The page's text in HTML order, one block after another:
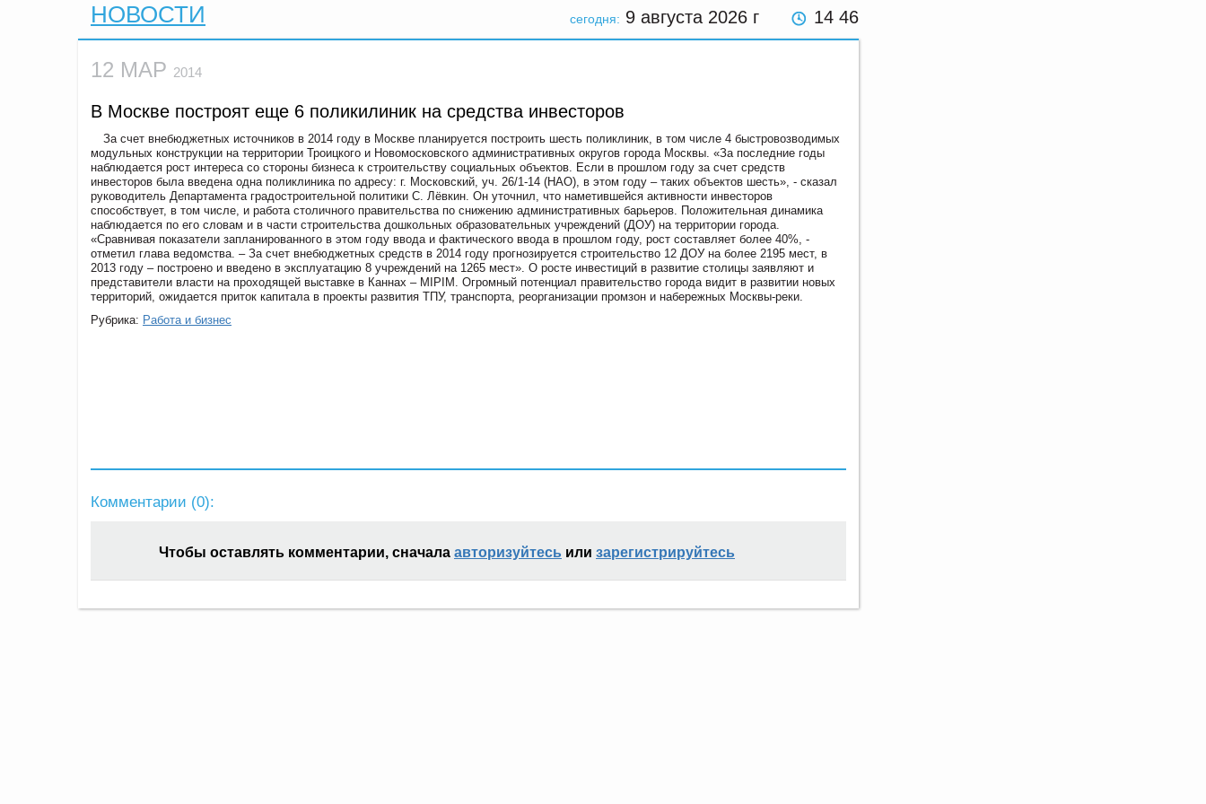
сегодня: 9 августа 2026 г 14 46
НОВОСТИ
12 МАР 2014
В Москве построят еще 6 поликилиник на средства инвесторов
За счет внебюджетных источников в 2014 году в Москве планируется построить шесть поликлиник, в том числе 4 быстровозводимых
модульных конструкции на территории Троицкого и Новомосковского административных округов города Москвы. «За последние годы
наблюдается рост интереса со стороны бизнеса к строительству социальных объектов. Если в прошлом году за счет средств
инвесторов была введена одна поликлиника по адресу: г. Московский, уч. 26/1-14 (НАО), в этом году – таких объектов шесть», - сказал
руководитель Департамента градостроительной политики С. Лёвкин. Он уточнил, что наметившейся активности инвесторов
способствует, в том числе, и работа столичного правительства по снижению административных барьеров. Положительная динамика
наблюдается по его словам и в части строительства дошкольных образовательных учреждений (ДОУ) на территории города.
«Сравнивая показатели запланированного в этом году ввода и фактического ввода в прошлом году, рост составляет более 40%, -
отметил глава ведомства. – За счет внебюджетных средств в 2014 году прогнозируется строительство 12 ДОУ на более 2195 мест, в
2013 году – построено и введено в эксплуатацию 8 учреждений на 1265 мест». О росте инвестиций в развитие столицы заявляют и
представители власти на проходящей выставке в Каннах – MIPIM. Огромный потенциал правительство города видит в развитии новых
территорий, ожидается приток капитала в проекты развития ТПУ, транспорта, реорганизации промзон и набережных Москвы-реки.
Рубрика: Работа и бизнес
Комментарии (0):
Чтобы оставлять комментарии, сначала авторизуйтесь или зарегистрируйтесь